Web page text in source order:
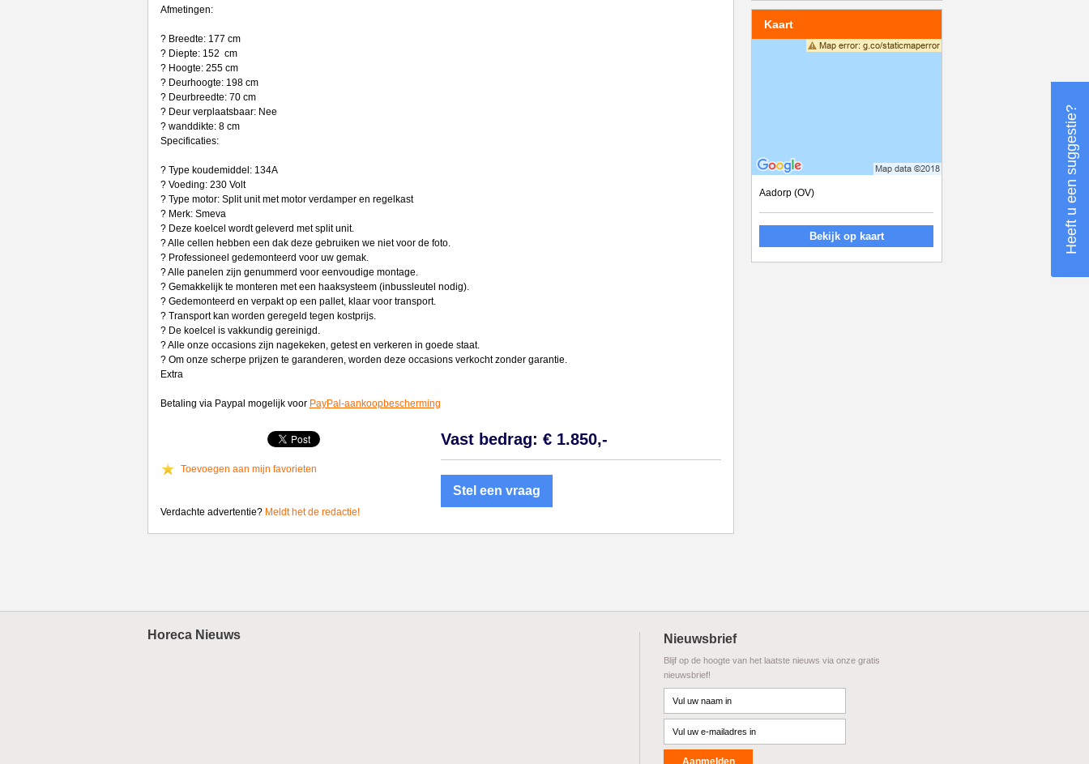
Afmetingen:
? Breedte: 177 cm
? Diepte: 152 cm
? Hoogte: 255 cm
? Deurhoogte: 198 cm
? Deurbreedte: 70 cm
? Deur verplaatsbaar: Nee
? wanddikte: 8 cm
Specificaties:
? Type koudemiddel: 134A
? Voeding: 230 Volt
? Type motor: Split unit met motor verdamper en regelkast
? Merk: Smeva
? Deze koelcel wordt geleverd met split unit.
? Alle cellen hebben een dak deze gebruiken we niet voor de foto.
? Professioneel gedemonteerd voor uw gemak.
? Alle panelen zijn genummerd voor eenvoudige montage.
? Gemakkelijk te monteren met een haaksysteem (inbussleutel nodig).
? Gedemonteerd en verpakt op een pallet, klaar voor transport.
? Transport kan worden geregeld tegen kostprijs.
? De koelcel is vakkundig gereinigd.
? Alle onze occasions zijn nagekeken, getest en verkeren in goede staat.
? Om onze scherpe prijzen te garanderen, worden deze occasions verkocht zonder garantie.
Extra
Betaling via Paypal mogelijk voor PayPal-aankoopbescherming
Toevoegen aan mijn favorieten
Vast bedrag: € 1.850,-
Stel een vraag
Verdachte advertentie? Meldt het de redactie!
Kaart
Aadorp (OV)
Bekijk op kaart
Horeca Nieuws Nieuwsbrief
Blijf op de hoogte van het laatste nieuws via onze gratis
nieuwsbrief!
Heeft u een suggestie?